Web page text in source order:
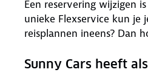
Een reservering wijzigen
unieke Flexservice kun
reisplannen ineens? Dan
Sunny Cars heeft